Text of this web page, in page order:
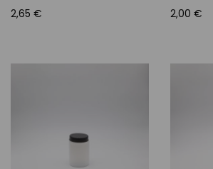
2,65 € 2,00 €